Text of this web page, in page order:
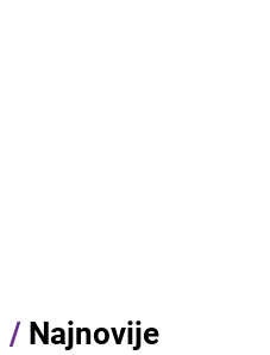
/ Najnovije